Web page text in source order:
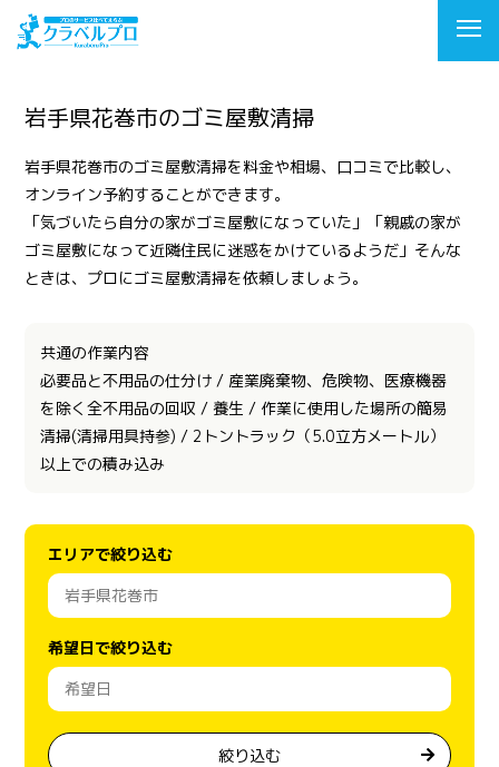
岩手県花巻市のゴミ屋敷清掃
岩手県花巻市のゴミ屋敷清掃を料金や相場、口コミで比較し、
オンライン予約することができます。
「気づいたら自分の家がゴミ屋敷になっていた」「親戚の家が
ゴミ屋敷になって近隣住民に迷惑をかけているようだ」そんな
ときは、プロにゴミ屋敷清掃を依頼しましょう。
共通の作業内容
必要品と不用品の仕分け / 産業廃棄物、危険物、医療機器
を除く全不用品の回収 / 養生 / 作業に使用した場所の簡易
清掃(清掃用具持参) / 2トントラック（5.0立方メートル）
以上での積み込み
エリアで絞り込む
希望日で絞り込む
絞り込む